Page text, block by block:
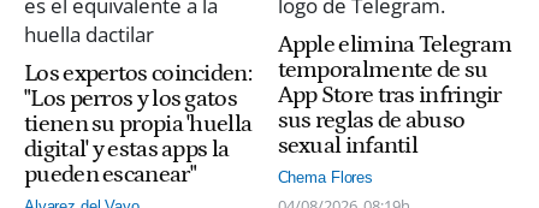
Los expertos coinciden:
"Los perros y los gatos
tienen su propia 'huella
digital' y estas apps la
pueden escanear"
Apple elimina Telegram
temporalmente de su
App Store tras infringir
sus reglas de abuso
sexual infantil
Chema Flores